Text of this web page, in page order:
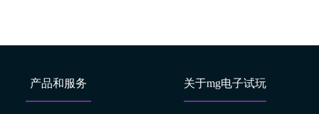
产品和服务 关于mg电子试玩